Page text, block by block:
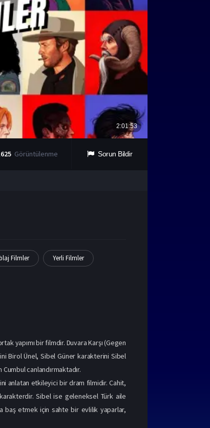
Görüntülenme Sorun Bildir
Filmler Yerli Filmler
yapımı bir filmdir. Duvara Karşı (Gegen
Birol Ünel, Sibel Güner karakterini Sibel
canlandırmaktadır.
anlatan etkileyici bir dram filmidir. Cahit,
Sibel ise geleneksel Türk aile
baş etmek için sahte bir evlilik yaparlar,